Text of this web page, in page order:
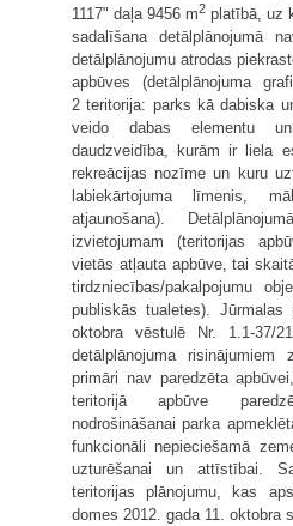
1117" daļa 9456 m2 platībā, uz
sadalīšana detālplānojumā
detālplānojumu atrodas
apbūves (detālplānojuma
2 teritorija: parks kā dabiska
veido dabas elementu
daudzveidība, kurām ir liela
rekreācijas nozīme un kuru
labiekārtojuma līmenis,
atjaunošana).
izvietojumam (teritorijas
vietās atļauta apbūve, tai
tirdzniecības/pakalpojumu
publiskās tualetes).
oktobra vēstulē Nr. 1.1-37/
detālplānojuma
primāri nav paredzēta
teritorijā apbūve
nodrošināšanai parka
funkcionāli nepieciešamā
uzturēšanai un attīstībai.
teritorijas plānojumu, kas
domes 2012. gada 11. oktobra